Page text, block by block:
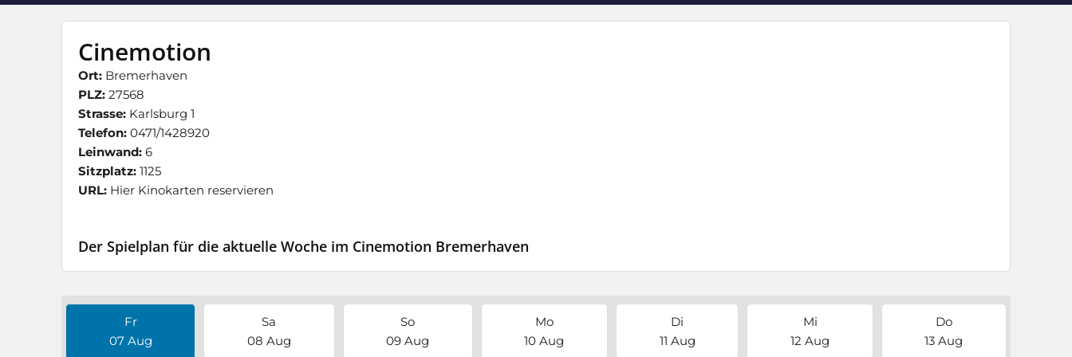
Cinemotion
Ort: Bremerhaven
PLZ: 27568
Strasse: Karlsburg 1
Telefon: 0471/1428920
Leinwand: 6
Sitzplatz: 1125
URL: Hier Kinokarten reservieren
Der Spielplan für die aktuelle Woche im Cinemotion Bremerhaven
Fr
07 Aug
Sa
08 Aug
So
09 Aug
Mo
10 Aug
Di
11 Aug
Mi
12 Aug
Do
13 Aug